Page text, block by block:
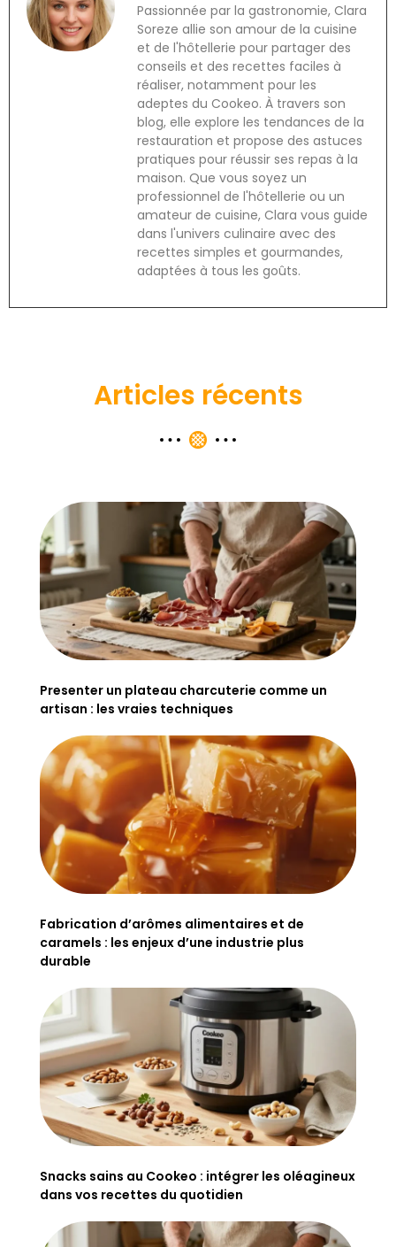
Passionnée par la gastronomie, Clara
Soreze allie son amour de la cuisine
et de l'hôtellerie pour partager des
conseils et des recettes faciles à
réaliser, notamment pour les
adeptes du Cookeo. À travers son
blog, elle explore les tendances de la
restauration et propose des astuces
pratiques pour réussir ses repas à la
maison. Que vous soyez un
professionnel de l'hôtellerie ou un
amateur de cuisine, Clara vous guide
dans l'univers culinaire avec des
recettes simples et gourmandes,
adaptées à tous les goûts.
Articles récents
Presenter un plateau charcuterie comme un
artisan : les vraies techniques
Fabrication d’arômes alimentaires et de
caramels : les enjeux d’une industrie plus
durable
Snacks sains au Cookeo : intégrer les oléagineux
dans vos recettes du quotidien